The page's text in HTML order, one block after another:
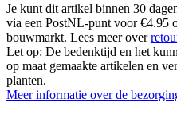
Je kunt dit artikel binnen 30
via een PostNL-punt voor €4.95
bouwmarkt. Lees meer over
Let op: De bedenktijd en het
op maat gemaakte artikelen en
planten.
Meer informatie over de